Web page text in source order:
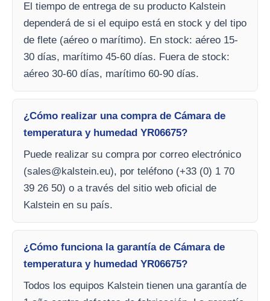
El tiempo de entrega de su producto Kalstein
dependerá de si el equipo está en stock y del tipo
de flete (aéreo o marítimo). En stock: aéreo 15-
30 días, marítimo 45-60 días. Fuera de stock:
aéreo 30-60 días, marítimo 60-90 días.
¿Cómo realizar una compra de Cámara de
temperatura y humedad YR06675?
Puede realizar su compra por correo electrónico
(sales@kalstein.eu), por teléfono (+33 (0) 1 70
39 26 50) o a través del sitio web oficial de
Kalstein en su país.
¿Cómo funciona la garantía de Cámara de
temperatura y humedad YR06675?
Todos los equipos Kalstein tienen una garantía de